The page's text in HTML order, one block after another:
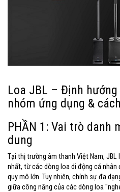
Loa JBL – Định hướng
nhóm ứng dụng &
PHẦN 1: Vai trò danh
dung
Tại thị trường âm thanh Việt Nam,
nhất, từ các dòng loa di động cá nhân
quy mô lớn. Tuy nhiên, chính sự đa
giữa công năng của các dòng loa